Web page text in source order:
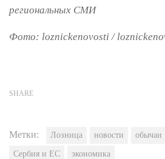
региональных СМИ
Фото: loznickenovosti /
SHARE
Метки: Лозница новости обычаи
Сербия и ЕС экономика